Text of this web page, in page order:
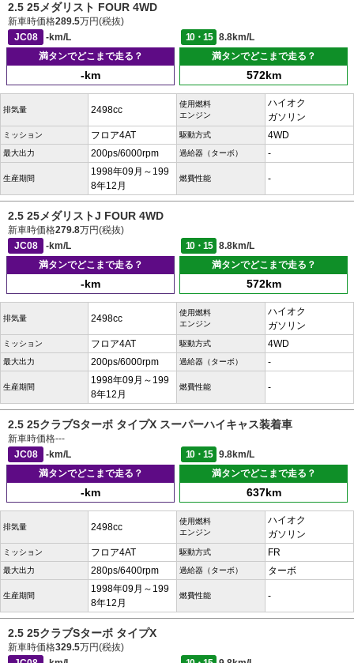
2.5 25メダリスト FOUR 4WD
新車時価格289.5万円(税抜)
JC08
-km/L 10・15
8.8km/L
満タンでどこまで走る？
-km
満タンでどこまで走る？
572km
排気量 2498cc
使用燃料
エンジン
ハイオク
ガソリン
ミッション フロア4AT 駆動方式 4WD
最大出力 200ps/6000rpm 過給器（ターボ） -
生産期間
1998年09月～199
8年12月
燃費性能 -
2.5 25メダリストJ FOUR 4WD
新車時価格279.8万円(税抜)
JC08
-km/L 10・15
8.8km/L
満タンでどこまで走る？
-km
満タンでどこまで走る？
572km
排気量 2498cc
使用燃料
エンジン
ハイオク
ガソリン
ミッション フロア4AT 駆動方式 4WD
最大出力 200ps/6000rpm 過給器（ターボ） -
生産期間
1998年09月～199
8年12月
燃費性能 -
2.5 25クラブSターボ タイプX スーパーハイキャス装着車
新車時価格---
JC08
-km/L 10・15
9.8km/L
満タンでどこまで走る？
-km
満タンでどこまで走る？
637km
排気量 2498cc
使用燃料
エンジン
ハイオク
ガソリン
ミッション フロア4AT 駆動方式 FR
最大出力 280ps/6400rpm 過給器（ターボ） ターボ
生産期間
1998年09月～199
8年12月
燃費性能 -
2.5 25クラブSターボ タイプX
新車時価格329.5万円(税抜)